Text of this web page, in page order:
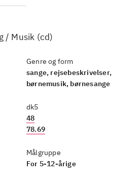
/ Musik (cd)
Genre og form
sange, rejsebeskrivelser,
børnemusik, børnesange
dk5
48
78.69
Målgruppe
For 5-12-årige